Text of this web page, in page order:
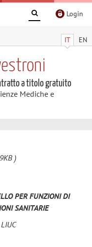
Login
IT EN
a titolo gratuito
Mediche e
)
PER FUNZIONI DI
SANITARIE
LIUC